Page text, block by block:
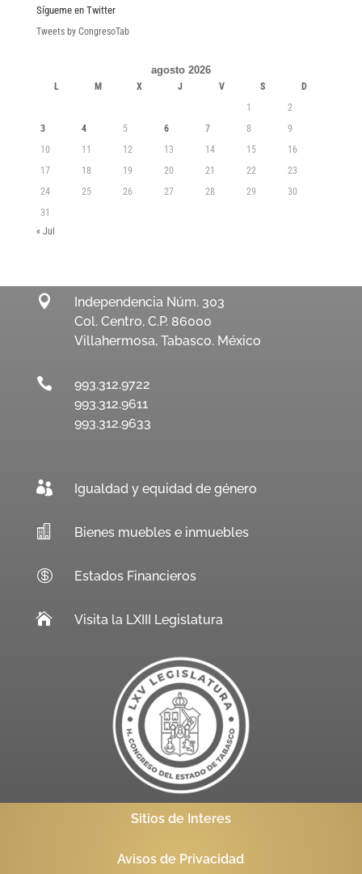
Sígueme en Twitter
Tweets by CongresoTab
agosto 2026
L M X J V S
D
1
2
3
4 5 6 7 8
9
10
11 12 13 14 15
16
17
18 19 20 21 22
23
24
25 26 27 28 29
30
31
« Jul

Independencia Núm. 303
Col. Centro, C.P. 86000
Villahermosa, Tabasco. México

993.312.9722
993.312.9611
993.312.9633
 Igualdad y equidad de género
 Bienes muebles e inmuebles
 Estados Financieros
 Visita la LXIII Legislatura
Sitios de Interes
Avisos de Privacidad